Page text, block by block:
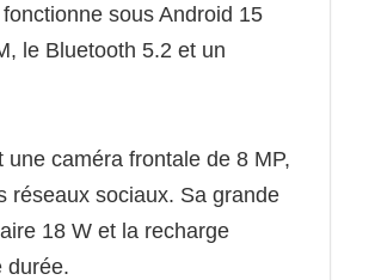
sous Android 15
le Bluetooth 5.2 et un
caméra frontale de 8 MP,
réseaux sociaux. Sa grande
18 W et la recharge
durée.